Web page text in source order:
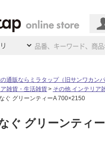
商品カテゴリ
回り タイル
浴室（風
施工事例
法人案件
ショールーム
通販ならミラタップ（旧サンワカンパ
雑貨・生活雑貨 その他 インテリア
ぐ グリーンティーA 700×2150
ぐ グリーンティ